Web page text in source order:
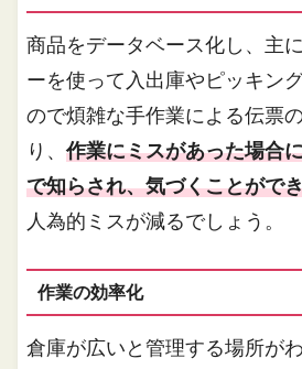
商品をデータベース化し、主
ーを使って入出庫やピッキン
ので煩雑な手作業による伝票
り、作業にミスがあった場合
で知らされ、気づくことがで
人為的ミスが減るでしょう。
作業の効率化
倉庫が広いと管理する場所が